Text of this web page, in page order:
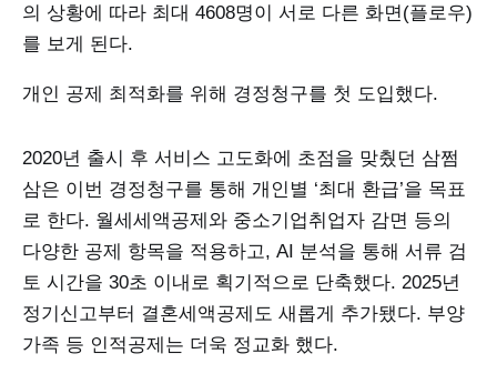
의 상황에 따라 최대 4608명이 서로 다른 화면(플로우)
를 보게 된다.
개인 공제 최적화를 위해 경정청구를 첫 도입했다.
2020년 출시 후 서비스 고도화에 초점을 맞췄던 삼쩜
삼은 이번 경정청구를 통해 개인별 ‘최대 환급’을 목표
로 한다. 월세세액공제와 중소기업취업자 감면 등의
다양한 공제 항목을 적용하고, AI 분석을 통해 서류 검
토 시간을 30초 이내로 획기적으로 단축했다. 2025년
정기신고부터 결혼세액공제도 새롭게 추가됐다. 부양
가족 등 인적공제는 더욱 정교화 했다.